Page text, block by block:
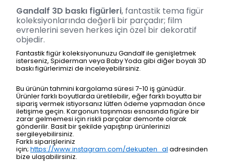
Gandalf 3D baskı figürleri, fantastik tema figür
koleksiyonlarında değerli bir parçadır; film
evrenlerini seven herkes için özel bir dekoratif
objedir.
Fantastik figür koleksiyonunuzu Gandalf ile genişletmek
isterseniz, Spiderman veya Baby Yoda gibi diğer boyalı 3D
baskı figürlerimizi de inceleyebilirsiniz.
Bu ürünün tahmini kargolama süresi 7-10 iş günüdür.
Ürünler farklı boyutlarda üretilebilir, eğer farklı boyutta bir
sipariş vermek istiyorsanız lütfen ödeme yapmadan önce
iletişime geçin. Kargonun taşınması esnasında figüre bir
zarar gelmemesi için riskli parçalar demonte olarak
gönderilir. Basit bir şekilde yapıştırıp ürünlerinizi
sergileyebilirsiniz.
Farklı siparişleriniz
için; https://www.instagram.com/dekupten_al adresinden
bize ulaşabilirsiniz.